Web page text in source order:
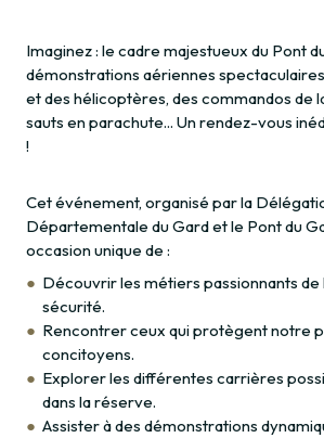
Imaginez : le cadre majestueux du Pont
démonstrations aériennes
et des hélicoptères, des commandos de
sauts en parachute... Un rendez-vous
!
Cet événement, organisé par la
Départementale du Gard et le Pont du
occasion unique de :
Découvrir les métiers passionnants de
sécurité.
Rencontrer ceux qui protègent notre
concitoyens.
Explorer les différentes carrières
dans la réserve.
Assister à des démonstrations